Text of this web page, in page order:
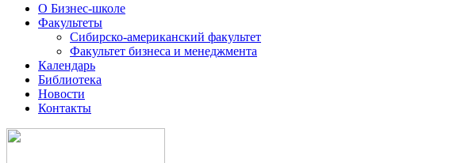
О Бизнес-школе
Факультеты
Сибирско-американский факультет
Факультет бизнеса и менеджмента
Календарь
Библиотека
Новости
Контакты